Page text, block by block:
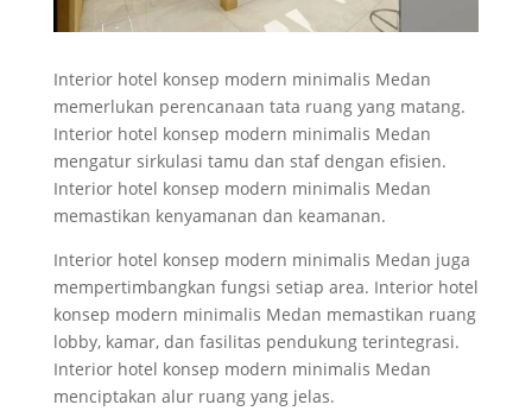
Interior hotel konsep modern minimalis Medan
memerlukan perencanaan tata ruang yang matang.
Interior hotel konsep modern minimalis Medan
mengatur sirkulasi tamu dan staf dengan efisien.
Interior hotel konsep modern minimalis Medan
memastikan kenyamanan dan keamanan.
Interior hotel konsep modern minimalis Medan juga
mempertimbangkan fungsi setiap area. Interior hotel
konsep modern minimalis Medan memastikan ruang
lobby, kamar, dan fasilitas pendukung terintegrasi.
Interior hotel konsep modern minimalis Medan
menciptakan alur ruang yang jelas.